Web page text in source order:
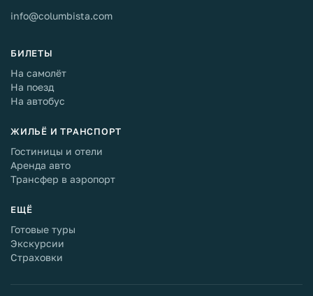
info@columbista.com
БИЛЕТЫ
На самолёт
На поезд
На автобус
ЖИЛЬЁ И ТРАНСПОРТ
Гостиницы и отели
Аренда авто
Трансфер в аэропорт
ЕЩЁ
Готовые туры
Экскурсии
Страховки